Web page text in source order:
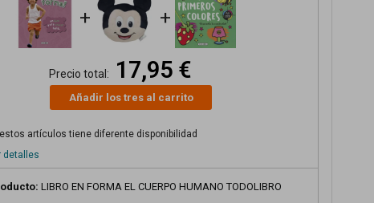
+ +
Precio total: 17,95 €
Añadir los tres al carrito
artículos tiene diferente disponibilidad
detalles
LIBRO EN FORMA EL CUERPO HUMANO TODOLIBRO